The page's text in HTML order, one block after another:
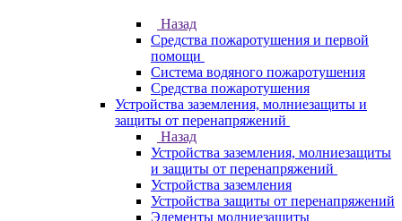
Назад
Средства пожаротушения и первой
помощи
Система водяного пожаротушения
Средства пожаротушения
Устройства заземления, молниезащиты и
защиты от перенапряжений
Назад
Устройства заземления, молниезащиты
и защиты от перенапряжений
Устройства заземления
Устройства защиты от перенапряжений
Элементы молниезащиты